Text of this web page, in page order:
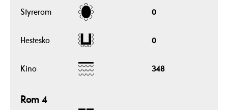
Styrerom 0
Hestesko 0
Kino 348
Rom 4